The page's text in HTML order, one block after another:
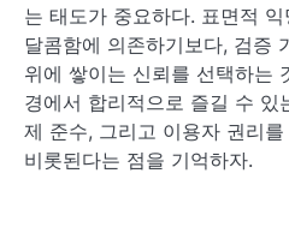
는 태도가 중요하다. 표면적
달콤함에 의존하기보다, 검증
위에 쌓이는 신뢰를 선택하는
경에서 합리적으로 즐길 수 있
제 준수, 그리고 이용자 권리
비롯된다는 점을 기억하자.